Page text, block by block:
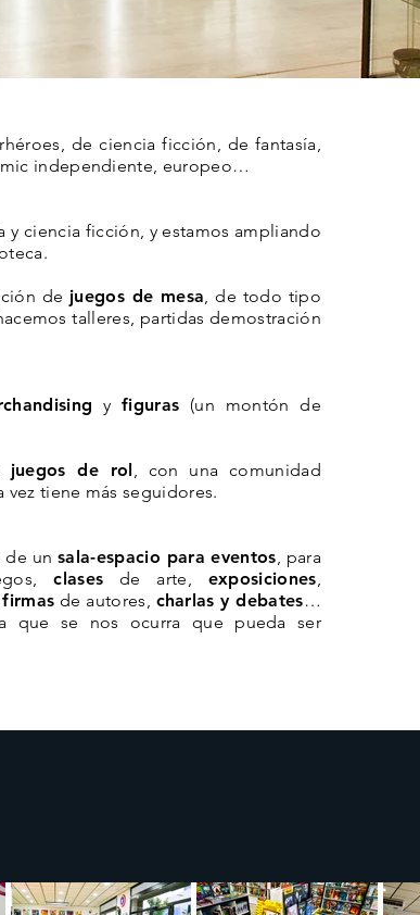
de ciencia ficción, de fantasía,
independiente, europeo…
y ciencia ficción, y estamos ampliando
de juegos de mesa, de todo tipo
talleres, partidas demostración
yfiguras (un montón de
juegos de rol, con una comunidad
vez tiene más seguidores.
de unsala-espacio para eventos, para
clases de arte, exposiciones,
firmas de autores, charlas y debates…
que se nos ocurra que pueda ser